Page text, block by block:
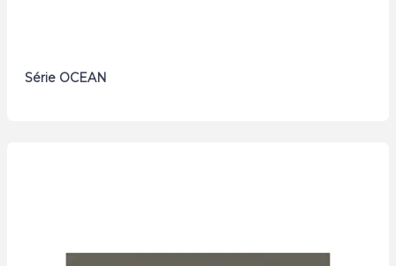
Série OCEAN